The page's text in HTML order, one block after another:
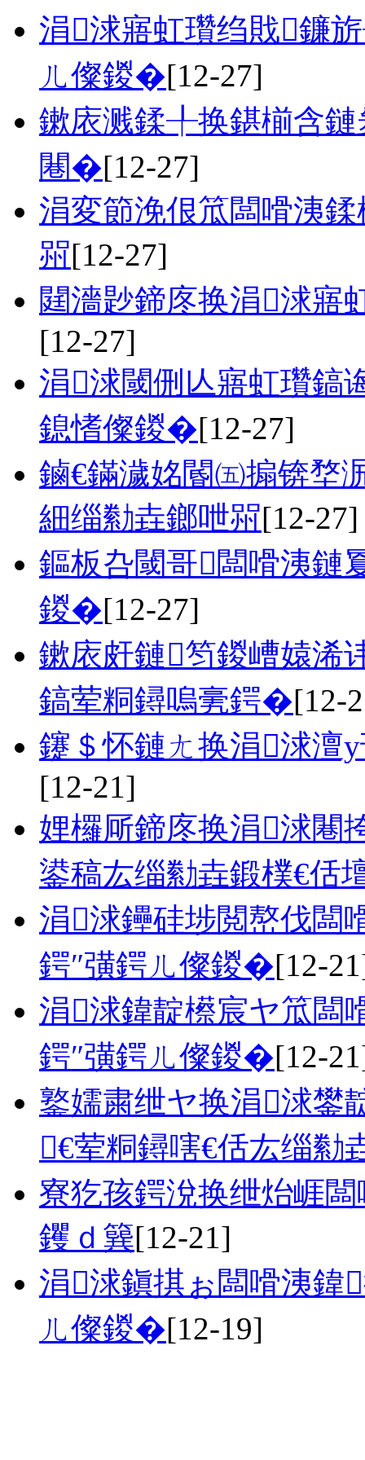
涓浗寤虹瓚绉戝鐮
ㄦ儏鍐�[12-27]
鏉庡溅鍒╀换鍖椾含
闀�[12-27]
涓変節浼佷笟闆嗗洟
喌[12-27]
閮濇尟鍗庝换涓浗寤
[12-27]
涓浗閾侀亾寤虹瓚鎬
鎴愭儏鍐�[12-27]
鏀€鏋濊姳閽㈤搧锛堥
細缁勬垚鎯呭喌[12-27]
鏂板叴閾哥闆嗗洟鏈
鍐�[12-27]
鏉庡皯鏈笉鍐嶆媴浠
鎬荤粡鐞嗚亴鍔�[12-
鑳＄怀鏈ㄤ换涓浗澶
[12-21]
娌欏厛鍗庝换涓浗闀
鍙稿厷缁勬垚鍛樸€佸
涓浗鑸硅埗閲嶅伐闆
鍔″彉鍔ㄦ儏鍐�[12-
涓浗鍏靛櫒宸ヤ笟闆
鍔″彉鍔ㄦ儏鍐�[12-
鐜嬬粛绁ヤ换涓浗鐢
€荤粡鐞嗐€佸厷缁勬
寮犵孩鍔涗换绁炲崕
钁ｄ簨[12-21]
涓浗鎭掑ぉ闆嗗洟鍏
ㄦ儏鍐�[12-19]